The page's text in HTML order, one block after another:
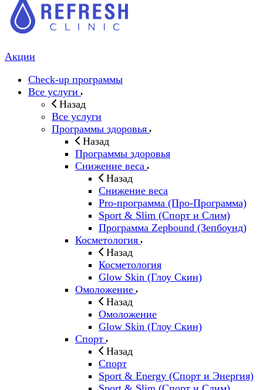
Акции
Check-up программы
Все услуги
Назад
Все услуги
Программы здоровья
Назад
Программы здоровья
Снижение веса
Назад
Снижение веса
Pro-программа (Про-Программа)
Sport & Slim (Спорт и Слим)
Программа Zepbound (Зепбоунд)
Косметология
Назад
Косметология
Glow Skin (Глоу Скин)
Омоложение
Назад
Омоложение
Glow Skin (Глоу Скин)
Спорт
Назад
Спорт
Sport & Energy (Спорт и Энергия)